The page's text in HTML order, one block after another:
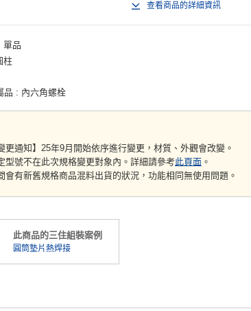
查看商品的詳細資訊
單品
柱
品
內六角螺栓
更通知】25年9月開始依序進行變更，材質、外觀會改變。
型號不在此次規格變更對象內。詳細請參考此頁面 。
會有新舊規格商品混料出貨的狀況，功能相同無使用問題。
此商品的三住組裝案例
圓筒墊片熱焊接